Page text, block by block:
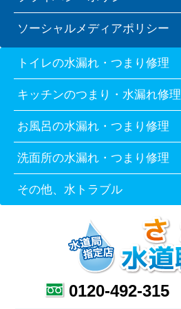
ソーシャルメディアポリシー
トイレの水漏れ・つまり修理
キッチンのつまり・水漏れ修理
お風呂の水漏れ・つまり修理
洗面所の水漏れ・つまり修理
その他、水トラブル
0120-492-315